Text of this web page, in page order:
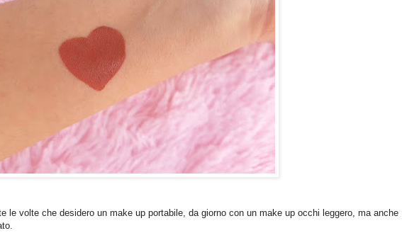
le volte che desidero un make up portabile, da giorno con un make up occhi leggero, ma anche